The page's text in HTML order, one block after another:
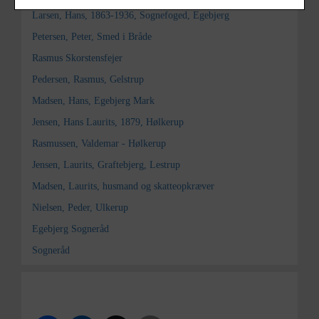
Larsen, Hans, 1863-1936, Sognefoged, Egebjerg
Petersen, Peter, Smed i Bråde
Rasmus Skorstensfejer
Pedersen, Rasmus, Gelstrup
Madsen, Hans, Egebjerg Mark
Jensen, Hans Laurits, 1879, Hølkerup
Rasmussen, Valdemar - Hølkerup
Jensen, Laurits, Graftebjerg, Lestrup
Madsen, Laurits, husmand og skatteopkræver
Nielsen, Peder, Ulkerup
Egebjerg Sogneråd
Sogneråd